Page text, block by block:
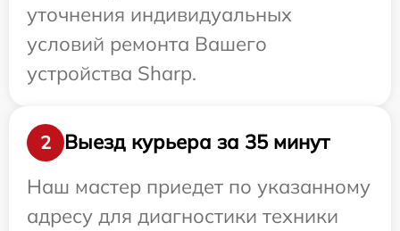
уточнения индивидуальных
условий ремонта Вашего
устройства Sharp.
2
Выезд курьера за 35 минут
Наш мастер приедет по указанному
адресу для диагностики техники